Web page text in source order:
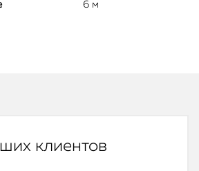
6 м
клиентов